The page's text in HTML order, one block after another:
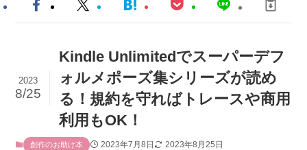
Kindle Unlimitedでスーパーデフ
ォルメポーズ集シリーズが読め
る！規約を守ればトレースや商用
利用もOK！
2023
8/25
創作のお助け本 2023年7月8日 2023年8月25日